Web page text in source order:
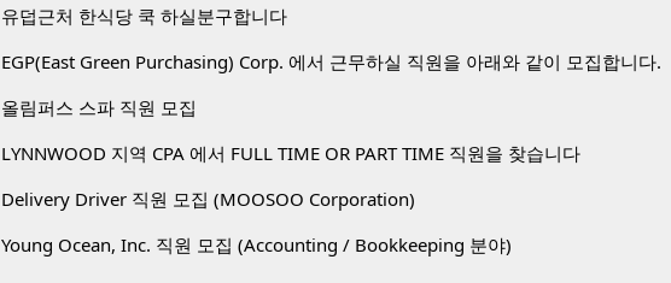
유덥근처 한식당 쿡 하실분구합니다
EGP(East Green Purchasing) Corp. 에서 근무하실 직원을 아래와 같이 모집합니다.
올림퍼스 스파 직원 모집
LYNNWOOD 지역 CPA 에서 FULL TIME OR PART TIME 직원을 찾습니다
Delivery Driver 직원 모집 (MOOSOO Corporation)
Young Ocean, Inc. 직원 모집 (Accounting / Bookkeeping 분야)